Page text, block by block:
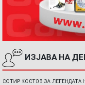
ИЗЈАВА НА
СОТИР КОСТОВ ЗА ЛЕГЕНДАТА